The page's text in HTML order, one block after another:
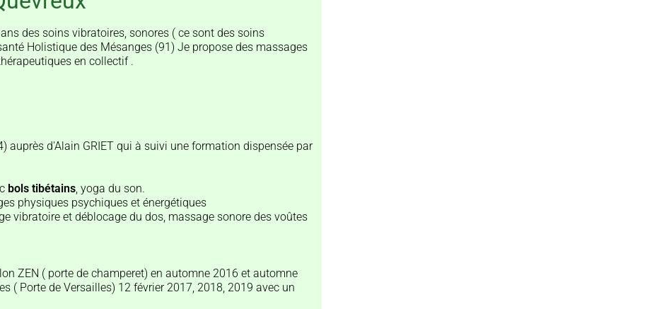
des soins vibratoires, sonores ( ce sont des soins
Holistique des Mésanges (91) Je propose des massages
en collectif .
auprès d'Alain GRIET qui à suivi une formation dispensée par
bols tibétains , yoga du son.
physiques psychiques et énergétiques
vibratoire et déblocage du dos, massage sonore des voûtes
ZEN ( porte de champeret) en automne 2016 et automne
( Porte de Versailles) 12 février 2017, 2018, 2019 avec un